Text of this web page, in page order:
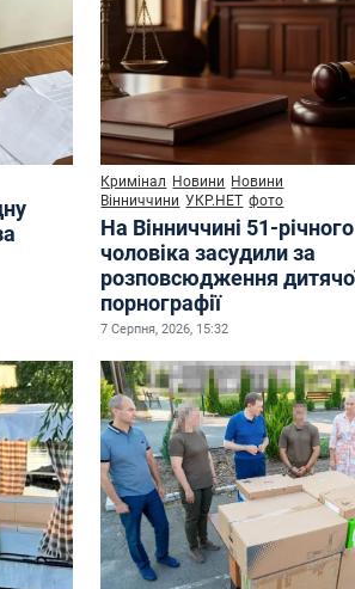
Кримінал Новини Новини
Вінниччини УКР.НЕТ фото
На Вінниччині 51-річного
чоловіка засудили за
розповсюдження
порнографії
7 Серпня, 2026, 15:32